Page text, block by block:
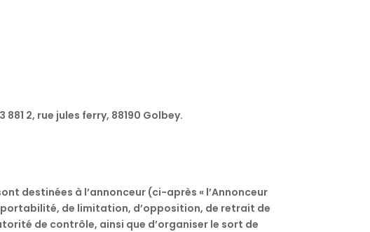
2, rue jules ferry, 88190 Golbey.
destinées à l’annonceur (ci-après « l’Annonceur
de limitation, d’opposition, de retrait de
de contrôle, ainsi que d’organiser le sort de